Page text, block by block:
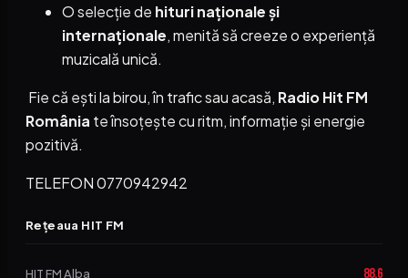
O selecție de hituri naționale și
internaționale, menită să creeze o experiență
muzicală unică.
Fie că ești la birou, în trafic sau acasă, Radio Hit FM
România te însoțește cu ritm, informație și energie
pozitivă.
TELEFON 0770942942
Rețeaua HIT FM
HIT FM Alba 88,6